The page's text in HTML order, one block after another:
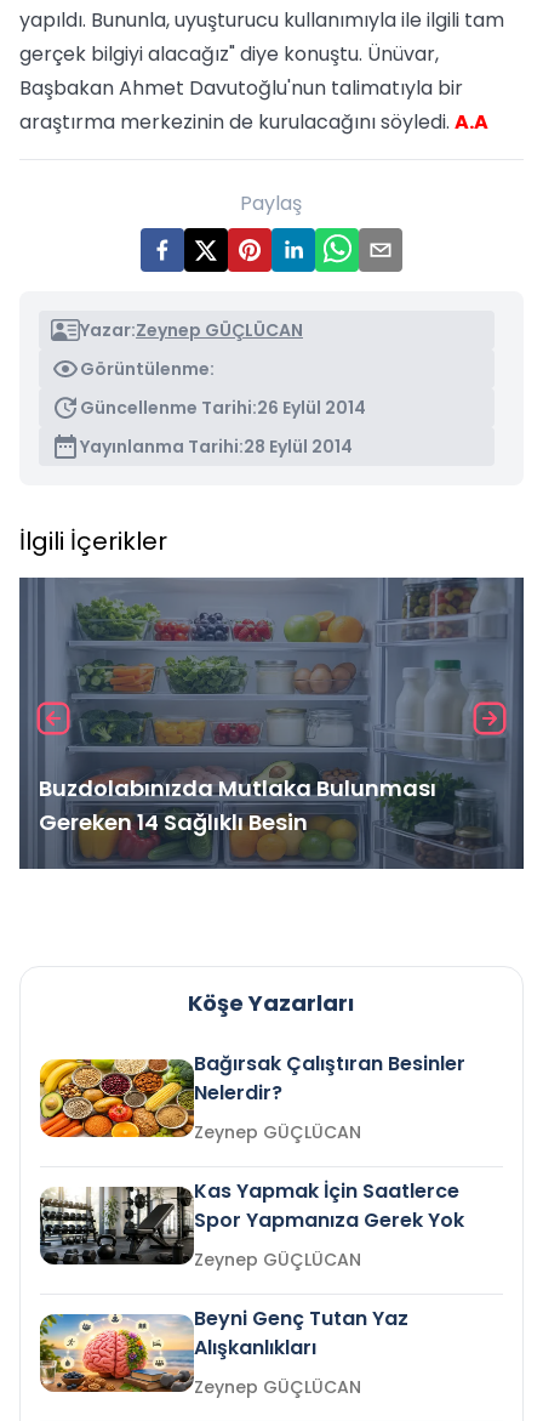
yapıldı. Bununla, uyuşturucu kullanımıyla ile ilgili tam
gerçek bilgiyi alacağız" diye konuştu. Ünüvar,
Başbakan Ahmet Davutoğlu'nun talimatıyla bir
araştırma merkezinin de kurulacağını söyledi. A.A
Paylaş
Yazar:Zeynep GÜÇLÜCAN
Görüntülenme:
Güncellenme Tarihi:26 Eylül 2014
Yayınlanma Tarihi:28 Eylül 2014
İlgili İçerikler
Buzdolabınızda Mutlaka Bulunması
Gereken 14 Sağlıklı Besin
Köşe Yazarları
Bağırsak Çalıştıran Besinler
Nelerdir?
Zeynep GÜÇLÜCAN
Kas Yapmak İçin Saatlerce
Spor Yapmanıza Gerek Yok
Zeynep GÜÇLÜCAN
Beyni Genç Tutan Yaz
Alışkanlıkları
Zeynep GÜÇLÜCAN